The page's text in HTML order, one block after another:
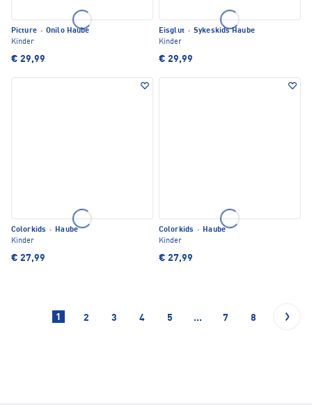
Picture · Onilo Haube
Kinder
€ 29,99
Eisglut · Sykeskids Haube
Kinder
€ 29,99
Colorkids · Haube
Kinder
€ 27,99
Colorkids · Haube
Kinder
€ 27,99
1 2 3 4 5 ... 7 8